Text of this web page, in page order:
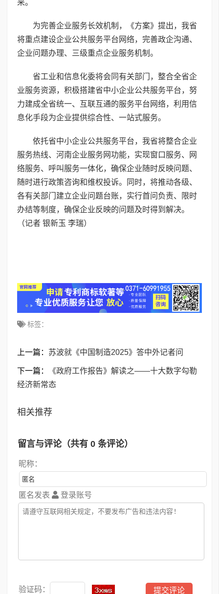
来。
为完善企业服务长效机制，《方案》提出，我省
将重点建设企业公共服务平台网络，完善政企沟通、
企业问题办理、三级重点企业服务机制。
省工业和信息化委将会同有关部门，整合全省企
业服务资源，积极搭建省中小企业公共服务平台，努
力建成全省统一、互联互通的服务平台网络，利用信
息化手段为企业提供综合性、一站式服务。
依托省中小企业公共服务平台，我省将整合企业
服务热线、河南企业服务网功能，实现窗口服务、网
络服务、呼叫服务一体化，确保企业随时反映问题、
随时进行政策咨询和维权投诉。同时，将推动各级、
各有关部门建立企业问题台账，实行首问负责、限时
办结等制度，确保企业反映的问题及时得到解决。
（记者 银新玉 李瑞）
标签：
上一篇： 苏波就《中国制造2025》答中外记者问
下一篇：
《政府工作报告》解读之——十大数字勾勒
经济新常态
相关推荐
留言与评论（共有 0 条评论）
昵称：
匿名发表 登录账号
验证码：